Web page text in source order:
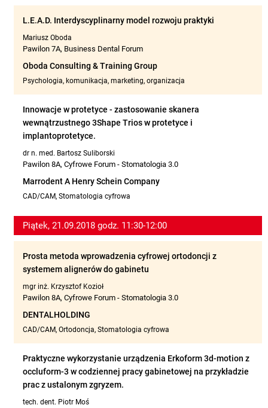
L.E.A.D. Interdyscyplinarny model rozwoju praktyki
Mariusz Oboda
Pawilon 7A, Business Dental Forum
Oboda Consulting & Training Group
Psychologia, komunikacja, marketing, organizacja
Innowacje w protetyce - zastosowanie skanera
wewnątrzustnego 3Shape Trios w protetyce i
implantoprotetyce.
dr n. med. Bartosz Suliborski
Pawilon 8A, Cyfrowe Forum - Stomatologia 3.0
Marrodent A Henry Schein Company
CAD/CAM, Stomatologia cyfrowa
Piątek, 21.09.2018 godz. 11:30-12:00
Prosta metoda wprowadzenia cyfrowej ortodoncji z
systemem alignerów do gabinetu
mgr inż. Krzysztof Kozioł
Pawilon 8A, Cyfrowe Forum - Stomatologia 3.0
DENTALHOLDING
CAD/CAM, Ortodoncja, Stomatologia cyfrowa
Praktyczne wykorzystanie urządzenia Erkoform 3d-motion z
occluform-3 w codziennej pracy gabinetowej na przykładzie
prac z ustalonym zgryzem.
tech. dent. Piotr Moś